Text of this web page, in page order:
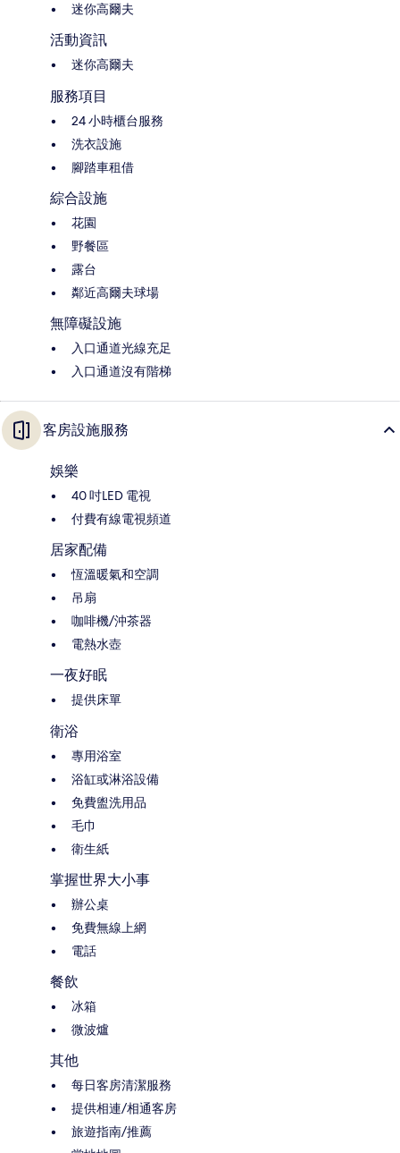
迷你高爾夫
活動資訊
迷你高爾夫
服務項目
24 小時櫃台服務
洗衣設施
腳踏車租借
綜合設施
花園
野餐區
露台
鄰近高爾夫球場
無障礙設施
入口通道光線充足
入口通道沒有階梯
客房設施服務
娛樂
40 吋LED 電視
付費有線電視頻道
居家配備
恆溫暖氣和空調
吊扇
咖啡機/沖茶器
電熱水壺
一夜好眠
提供床單
衛浴
專用浴室
浴缸或淋浴設備
免費盥洗用品
毛巾
衛生紙
掌握世界大小事
辦公桌
免費無線上網
電話
餐飲
冰箱
微波爐
其他
每日客房清潔服務
提供相連/相通客房
旅遊指南/推薦